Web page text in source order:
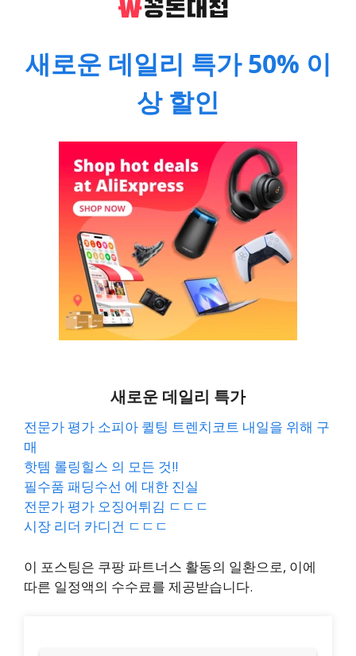
새로운 데일리 특가 50% 이
상 할인
새로운 데일리 특가
전문가 평가 소피아 퀼팅 트렌치코트 내일을 위해 구
매
핫템 롤링힐스 의 모든 것!!
필수품 패딩수선 에 대한 진실
전문가 평가 오징어튀김 ㄷㄷㄷ
시장 리더 카디건 ㄷㄷㄷ
이 포스팅은 쿠팡 파트너스 활동의 일환으로, 이에
따른 일정액의 수수료를 제공받습니다.